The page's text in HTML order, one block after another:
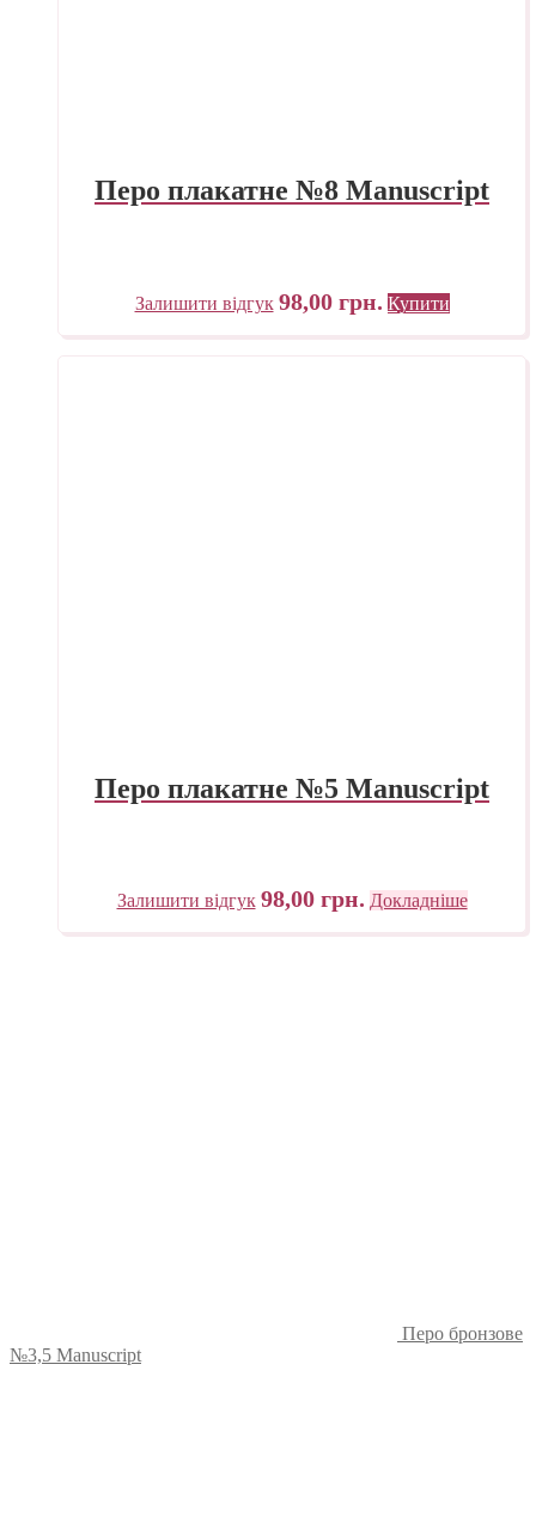
Перо плакатне №8 Manuscript
Залишити відгук 98,00 грн. Купити
Перо плакатне №5 Manuscript
Залишити відгук 98,00 грн. Докладніше
Перо бронзове
№3,5 Manuscript